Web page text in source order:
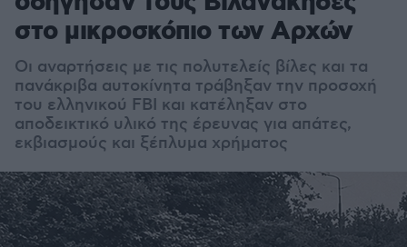
στο μικροσκόπιο των Αρχών
Οι αναρτήσεις με τις πολυτελείς βίλες και τα
πανάκριβα αυτοκίνητα τράβηξαν την προσοχή
του ελληνικού FBI και κατέληξαν στο
αποδεικτικό υλικό της έρευνας για απάτες,
εκβιασμούς και ξέπλυμα χρήματος